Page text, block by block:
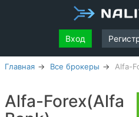
Вход
Главная Все брокеры Alfa-
Alfa-Forex(Alfa